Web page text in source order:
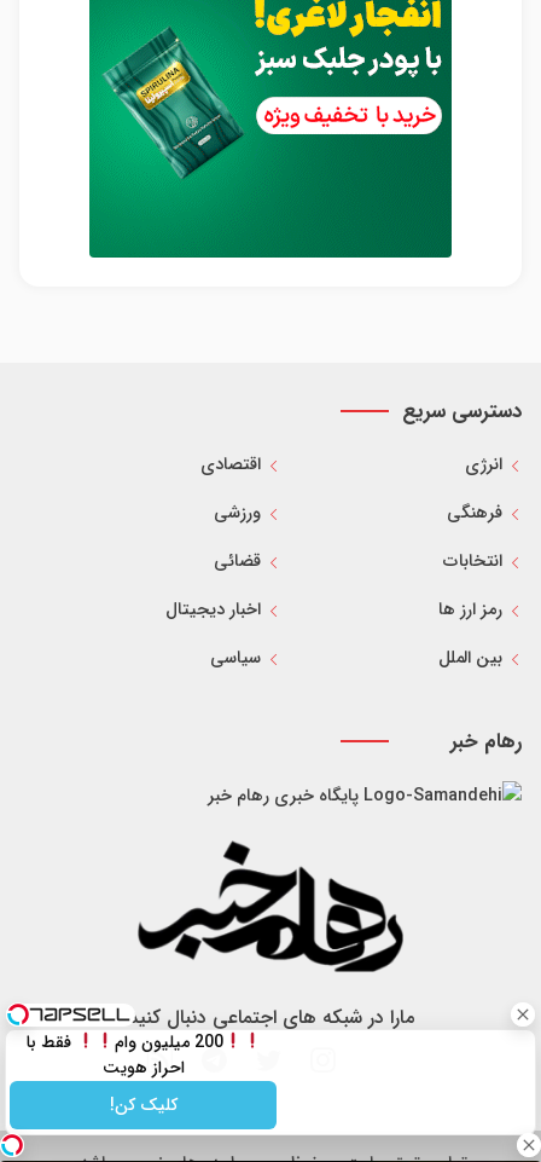
دسترسی سریع
انرژی
اقتصادی
فرهنگی
ورزشی
انتخابات
قضائی
رمز ارز ها
اخبار دیجیتال
بین الملل
سیاسی
رهام خبر
پایگاه خبری رهام خبر
مارا در شبکه های اجتماعی دنبال کنید
200 میلیون وام
فقط با
احراز هویت
کلیک کن!